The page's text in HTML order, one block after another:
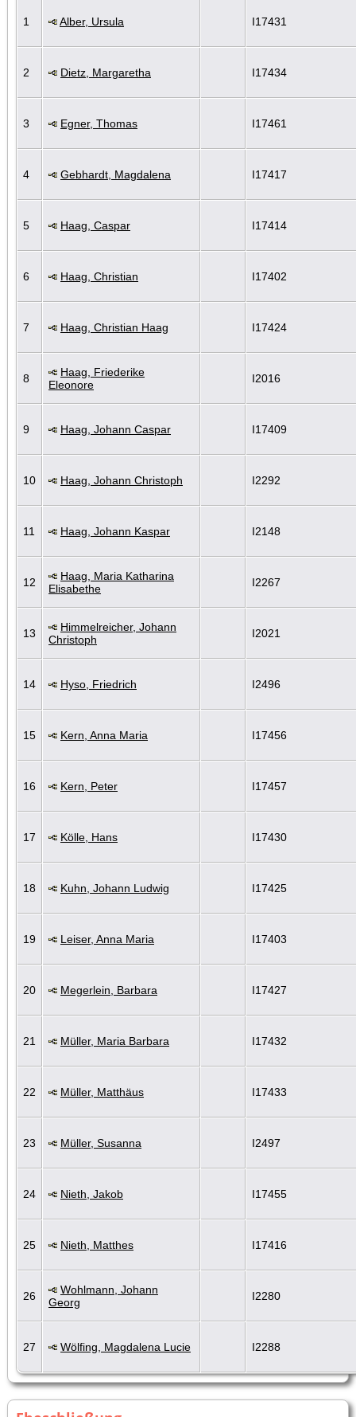
1 Alber, Ursula I17431
2 Dietz, Margaretha I17434
3 Egner, Thomas I17461
4 Gebhardt, Magdalena I17417
5 Haag, Caspar I17414
6 Haag, Christian I17402
7 Haag, Christian Haag I17424
8
Haag, Friederike
Eleonore
I2016
9 Haag, Johann Caspar I17409
10 Haag, Johann Christoph I2292
11 Haag, Johann Kaspar I2148
12
Haag, Maria Katharina
Elisabethe
I2267
13
Himmelreicher, Johann
Christoph
I2021
14 Hyso, Friedrich I2496
15 Kern, Anna Maria I17456
16 Kern, Peter I17457
17 Kölle, Hans I17430
18 Kuhn, Johann Ludwig I17425
19 Leiser, Anna Maria I17403
20 Megerlein, Barbara I17427
21 Müller, Maria Barbara I17432
22 Müller, Matthäus I17433
23 Müller, Susanna I2497
24 Nieth, Jakob I17455
25 Nieth, Matthes I17416
26
Wohlmann, Johann
Georg
I2280
27 Wölfing, Magdalena Lucie I2288